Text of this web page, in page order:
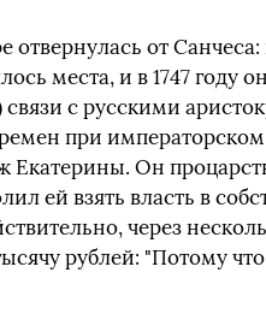
отвернулась от
места, и в 1747 году
с русскими
при императорском
Он
ей взять власть в
через
рублей: "Потому